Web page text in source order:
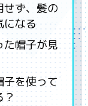
せず、髪の
になる
た帽子が見
子を使って